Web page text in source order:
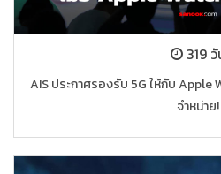
319
AIS ประกาศรองรับ 5G ให้กับ Apple
จำหน่าย!